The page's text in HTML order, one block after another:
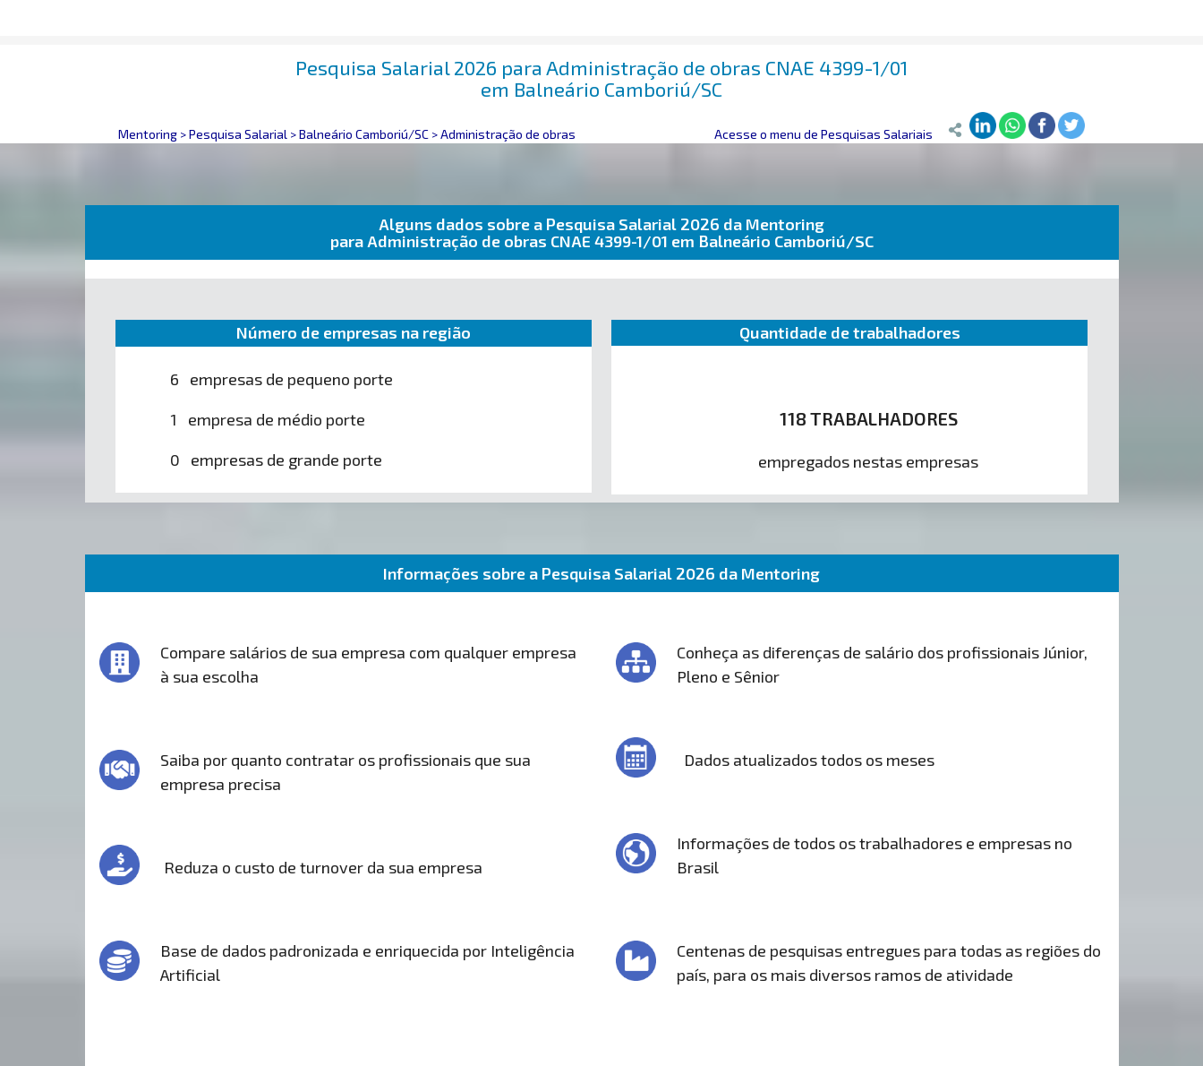
Pesquisa Salarial 2026 para Administração de obras CNAE 4399-1/01
em Balneário Camboriú/SC
Mentoring >Pesquisa Salarial >Balneário Camboriú/SC >Administração de obras Acesse o menu de Pesquisas Salariais
Alguns dados sobre a Pesquisa Salarial 2026 da Mentoring
para Administração de obras CNAE 4399-1/01 em Balneário Camboriú/SC
Número de empresas na região
6 empresas de pequeno porte
1 empresa de médio porte
0 empresas de grande porte
Quantidade de trabalhadores
118 TRABALHADORES
empregados nestas empresas
Informações sobre a Pesquisa Salarial 2026 da Mentoring
Compare salários de sua empresa com qualquer empresa
à sua escolha
Saiba por quanto contratar os profissionais que sua
empresa precisa
Reduza o custo de turnover da sua empresa
Base de dados padronizada e enriquecida por Inteligência
Artificial
Conheça as diferenças de salário dos profissionais Júnior,
Pleno e Sênior
Dados atualizados todos os meses
Informações de todos os trabalhadores e empresas no
Brasil
Centenas de pesquisas entregues para todas as regiões do
país, para os mais diversos ramos de atividade